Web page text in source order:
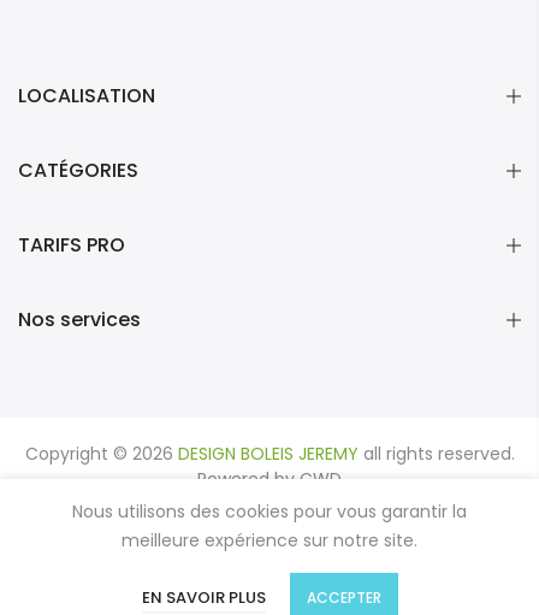
LOCALISATION
CATÉGORIES
TARIFS PRO
Nos services
Copyright © 2026 DESIGN BOLEIS JEREMY all rights reserved.
Powered by CWD
Recherche
Politique de données
Politique de confidentialité
Revendeur
Nous utilisons des cookies pour vous garantir la
meilleure expérience sur notre site.
EN SAVOIR PLUS ACCEPTER